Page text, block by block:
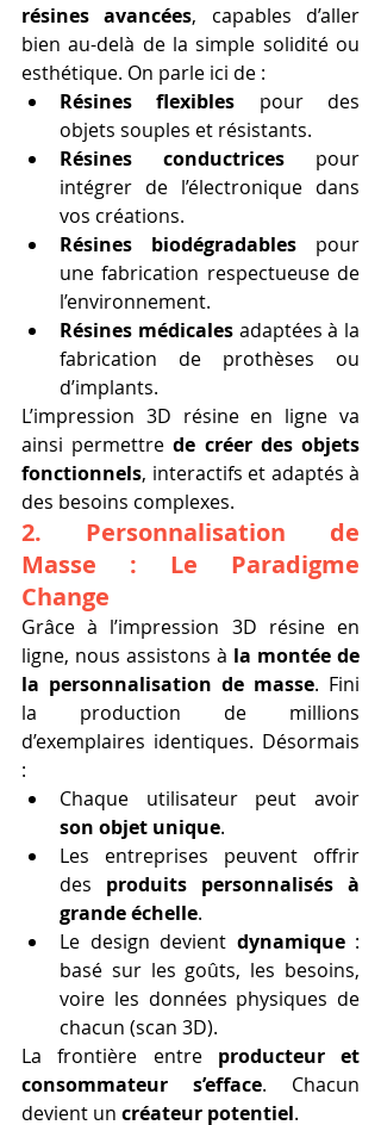
résines avancées, capables d’aller
bien au-delà de la simple solidité ou
esthétique. On parle ici de :
Résines flexibles pour des
objets souples et résistants.
Résines conductrices pour
intégrer de l’électronique dans
vos créations.
Résines biodégradables pour
une fabrication respectueuse de
l’environnement.
Résines médicales adaptées à la
fabrication de prothèses ou
d’implants.
L’impression 3D résine en ligne va
ainsi permettre de créer des objets
fonctionnels, interactifs et adaptés à
des besoins complexes.
2. Personnalisation de
Masse : Le Paradigme
Change
Grâce à l’impression 3D résine en
ligne, nous assistons à la montée de
la personnalisation de masse. Fini
la production de millions
d’exemplaires identiques. Désormais
:
son objet unique.
Les entreprises peuvent offrir
des produits personnalisés à
grande échelle.
Le design devient dynamique :
basé sur les goûts, les besoins,
voire les données physiques de
chacun (scan 3D).
La frontière entre producteur et
consommateur s’efface. Chacun
devient un créateur potentiel.